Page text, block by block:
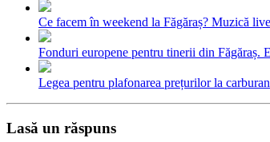
Ce facem în weekend la Făgăraș? Muzică
Fonduri europene pentru tinerii din Făgăraș.
Legea pentru plafonarea prețurilor la
Lasă un răspuns